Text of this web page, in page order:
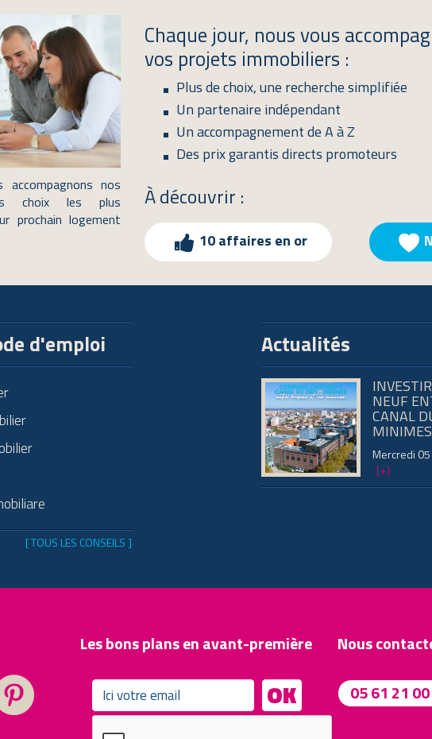
nos
choix les plus
prochain logement
Chaque jour, nous vous
vos projets immobiliers :
Plus de choix, une recherche simplifiée
Un partenaire indépendant
Un accompagnement de A à Z
Des prix garantis directs promoteurs
À découvrir :
10 affaires en or
d'emploi
[ TOUS LES CONSEILS ]
Actualités
NEUF
CANAL
MINIMES
Mercredi
[+]
Les bons plans en avant-première
OK
Nous
05 61 21